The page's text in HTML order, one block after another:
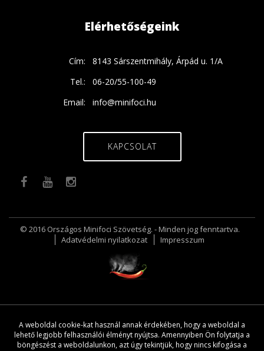
Elérhetőségeink
Cím:
8143 Sárszentmihály, Árpád u. 1/A
Tel.:
06-20/55-100-49
Email:
info@minifoci.hu
KAPCSOLAT
© 2016 Országos Minifoci Szövetség. - Minden jog fenntartva.
Adatvédelmi nyilatkozat
Impresszum
A weboldal cookie-kat használ annak érdekében, hogy a weboldal a
lehető legjobb felhasználói élményt nyújtsa. Amennyiben Ön folytatja a
böngészést a weboldalunkon, azt úgy tekintjük, hogy nincs kifogása a